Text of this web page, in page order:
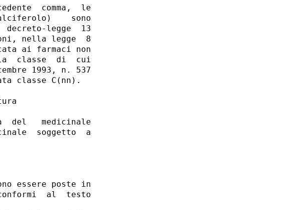
comma,  le
sono
legge  13
nella legge  8
ai farmaci non
classe  di  cui
1993, n. 537
classe C(nn).
del   medicinale
soggetto  a
essere poste in
al  testo